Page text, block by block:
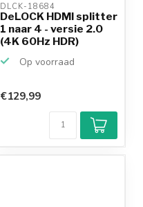
DLCK-18684
DeLOCK HDMI splitter
1 naar 4 - versie 2.0
(4K 60Hz HDR)
Op voorraad
€129,99